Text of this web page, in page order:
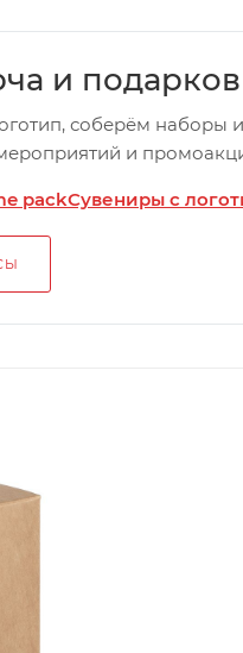
и подарков
соберём наборы и
и
packСувениры с